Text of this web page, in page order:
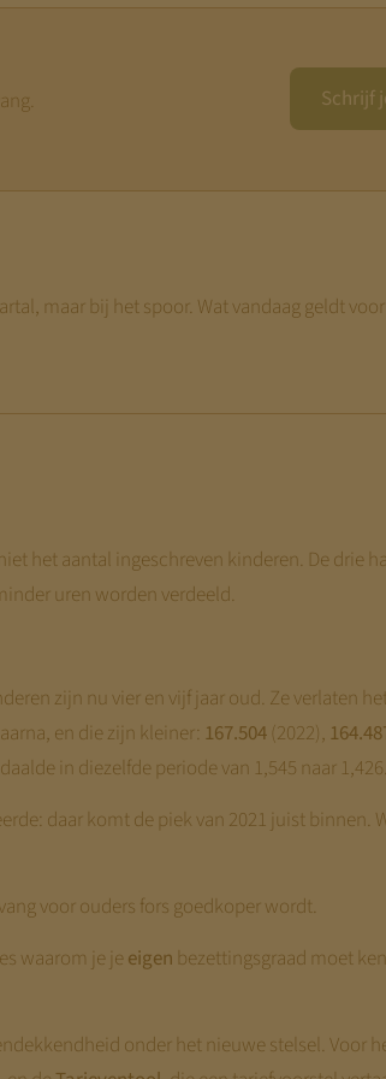
Schrijf
maar bij het spoor. Wat vandaag geldt
het aantal ingeschreven kinderen. De drie
uren worden verdeeld.
zijn nu vier en vijf jaar oud. Ze verlaten
en die zijn kleiner: 167.504(2022),
in diezelfde periode van 1,545 naar 1,426.
daar komt de piek van 2021 juist binnen.
voor ouders fors goedkoper wordt.
waarom je jeeigen bezettingsgraad moet
onder het nieuwe stelsel. Voor